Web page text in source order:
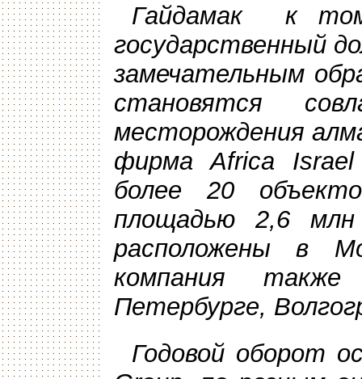
Гайдамак к
государственный
замечательным
становятся
месторождения
фирма Africa
более 20
площадью 2,6
расположены в
компания
Петербурге,
Годовой оборот